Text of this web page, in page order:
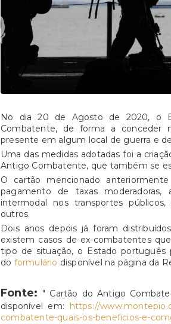
No dia 20 de Agosto de 2020, o
Combatente, de forma a conceder
presente em algum local de guerra e
Uma das medidas adotadas foi a
Antigo Combatente, que também se
O cartão mencionado
pagamento de taxas
intermodal nos transportes
outros.
Dois anos depois já foram
existem casos de ex-combatentes
tipo de situação, o Estado
do formulário disponível na página da
Fonte: " Cartão do Antigo
disponível em:
https://
combatente-quais-os-beneficios-e-